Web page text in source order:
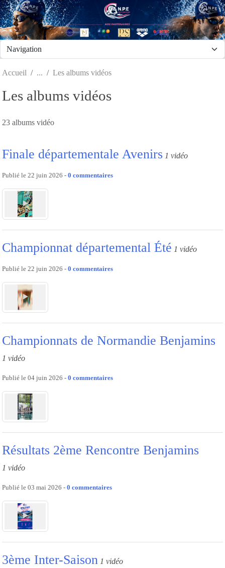
Accueil Les albums vidéos
Les albums vidéos
23 albums vidéo
Finale départementale Avenirs 1 vidéo
Publié le 22 juin 2026 - 0 commentaires
Championnat départemental Été 1 vidéo
Publié le 22 juin 2026 - 0 commentaires
Championnats de Normandie Benjamins
1 vidéo
Publié le 04 juin 2026 - 0 commentaires
Résultats 2ème Rencontre Benjamins
1 vidéo
Publié le 03 mai 2026 - 0 commentaires
3ème Inter-Saison 1 vidéo
Panneau de gestion des cookies